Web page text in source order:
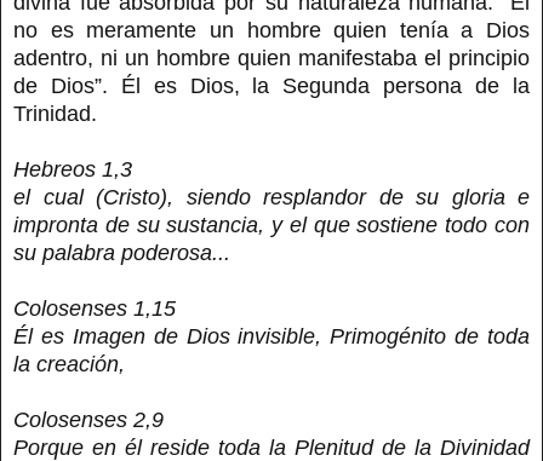
no es meramente un hombre quien tenía a Dios
adentro, ni un hombre quien manifestaba el principio
de Dios”. Él es Dios, la Segunda persona de la
Trinidad.
Hebreos 1,3
el cual (Cristo), siendo resplandor de su gloria e
impronta de su sustancia, y el que sostiene todo con
su palabra poderosa...
Colosenses 1,15
Él es Imagen de Dios invisible, Primogénito de toda
la creación,
Colosenses 2,9
Porque en él reside toda la Plenitud de la Divinidad